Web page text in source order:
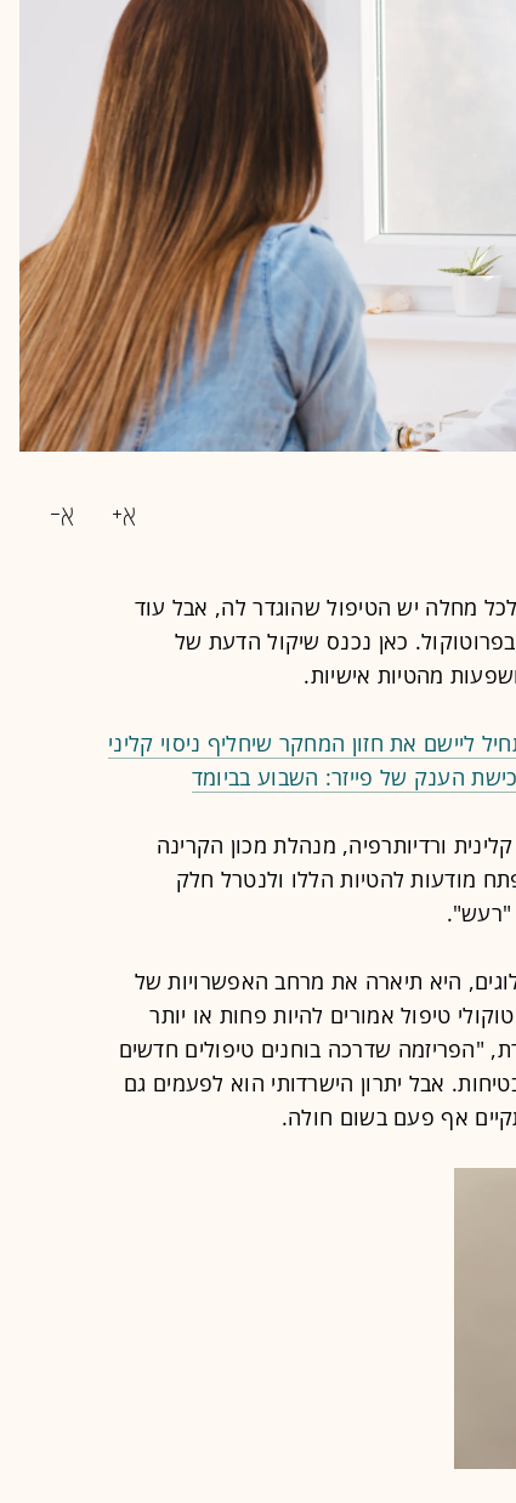
מחלה יש הטיפול שהוגדר לה, אבל עוד
כאן נכנס שיקול הדעת של
מהטיות אישיות.
ליישם את חזון המחקר שיחליף ניסוי קליני
הענק של פייזר: השבוע בביומד
ורדיותרפיה, מנהלת מכון הקרינה
מודעות להטיות הללו ולנטרל חלק
"רעש".
היא תיארה את מרחב האפשרויות של
טיפול אמורים להיות פחות או יותר
"הפריזמה שדרכה בוחנים טיפולים חדשים
אבל יתרון הישרדותי הוא לפעמים גם